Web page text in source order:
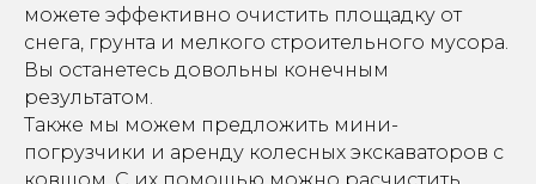
можете эффективно очистить площадку от
снега, грунта и мелкого строительного мусора.
Вы останетесь довольны конечным
результатом.
Также мы можем предложить мини-
погрузчики и аренду колесных экскаваторов с